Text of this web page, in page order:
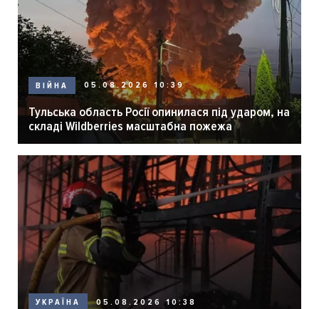
ВІЙНА 05.08.2026 10:39
Тульська область Росії опинилася під ударом, на
складі Wildberries масштабна пожежа
УКРАЇНА 05.08.2026 10:38